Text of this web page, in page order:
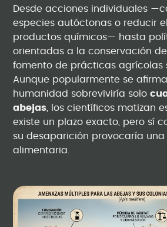
Desde acciones individuales
especies autóctonas o reducir
productos químicos— hasta
orientadas a la conservación
fomento de prácticas agrícolas
Aunque popularmente se
humanidad sobreviviría solo
abejas , los científicos matizan
existe un plazo exacto, pero sí
su desaparición provocaría una
alimentaria.